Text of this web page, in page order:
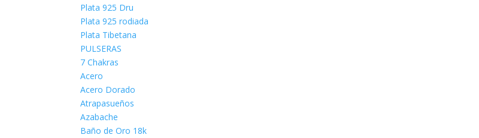
Plata 925 Dru
Plata 925 rodiada
Plata Tibetana
PULSERAS
7 Chakras
Acero
Acero Dorado
Atrapasueños
Azabache
Baño de Oro 18k